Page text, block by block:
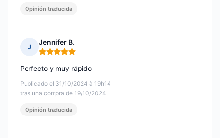
Opinión traducida
J
Jennifer B.
Nota: 5 de 5
Publicado el 31/10/2024 à 19h14
tras una compra de 19/10/2024
Perfecto y muy rápido
Opinión traducida